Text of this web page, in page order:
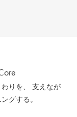
ウェア #着る
りを、 支えなが
グする。